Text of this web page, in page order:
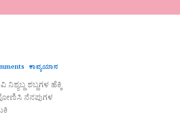
ಕಾವ್ಯಯಾನ
ಶಬ್ದಗಳ ಹೆಕ್ಕಿ
ನೆನಪುಗಳ